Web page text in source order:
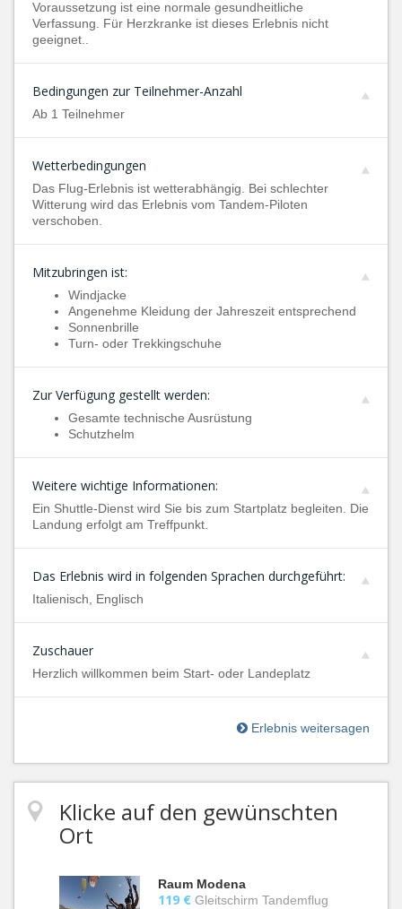
Voraussetzung ist eine normale gesundheitliche
Verfassung. Für Herzkranke ist dieses Erlebnis nicht
geeignet..
Bedingungen zur Teilnehmer-Anzahl
Ab 1 Teilnehmer
Wetterbedingungen
Das Flug-Erlebnis ist wetterabhängig. Bei schlechter
Witterung wird das Erlebnis vom Tandem-Piloten
verschoben.
Mitzubringen ist:
Windjacke
Angenehme Kleidung der Jahreszeit entsprechend
Sonnenbrille
Turn- oder Trekkingschuhe
Zur Verfügung gestellt werden:
Gesamte technische Ausrüstung
Schutzhelm
Weitere wichtige Informationen:
Ein Shuttle-Dienst wird Sie bis zum Startplatz begleiten. Die
Landung erfolgt am Treffpunkt.
Das Erlebnis wird in folgenden Sprachen durchgeführt:
Italienisch, Englisch
Zuschauer
Herzlich willkommen beim Start- oder Landeplatz
Erlebnis weitersagen
Klicke auf den gewünschten
Ort
Raum Modena
119 € Gleitschirm Tandemflug